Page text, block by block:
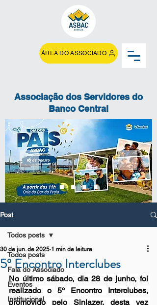
ÁREA DO ASSOCIADO
Associação dos Servidores do
Banco Central
Post
Todos posts
Fala do Associado
Eventos
Institucional
Todos posts
5º Encontro Interclubes
30 de jun. de 2025 1 min de leitura
No último sábado, dia 28 de junho, foi
realizado o 5º Encontro Interclubes,
promovido pelo Sinlazer, desta vez